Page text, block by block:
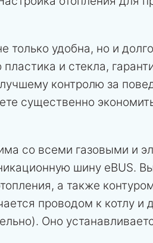
только удобна, но и
и стекла,
контролю за
существенно
со всеми газовыми и
шину eBUS.
а также
проводом к котлу и
Оно